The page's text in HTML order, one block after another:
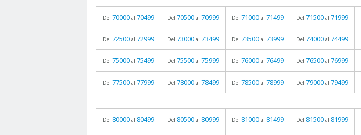
Del 70000 al 70499 Del 70500 al 70999 Del 71000 al 71499 Del 71500 al 71999
Del 72500 al 72999 Del 73000 al 73499 Del 73500 al 73999 Del 74000 al 74499
Del 75000 al 75499 Del 75500 al 75999 Del 76000 al 76499 Del 76500 al 76999
Del 77500 al 77999 Del 78000 al 78499 Del 78500 al 78999 Del 79000 al 79499
Del 80000 al 80499 Del 80500 al 80999 Del 81000 al 81499 Del 81500 al 81999